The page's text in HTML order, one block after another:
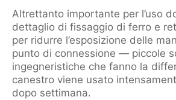
Altrettanto importante per l’uso
dettaglio di fissaggio di ferro e
per ridurre l’esposizione delle
punto di connessione — piccole
ingegneristiche che fanno la
canestro viene usato
dopo settimana.